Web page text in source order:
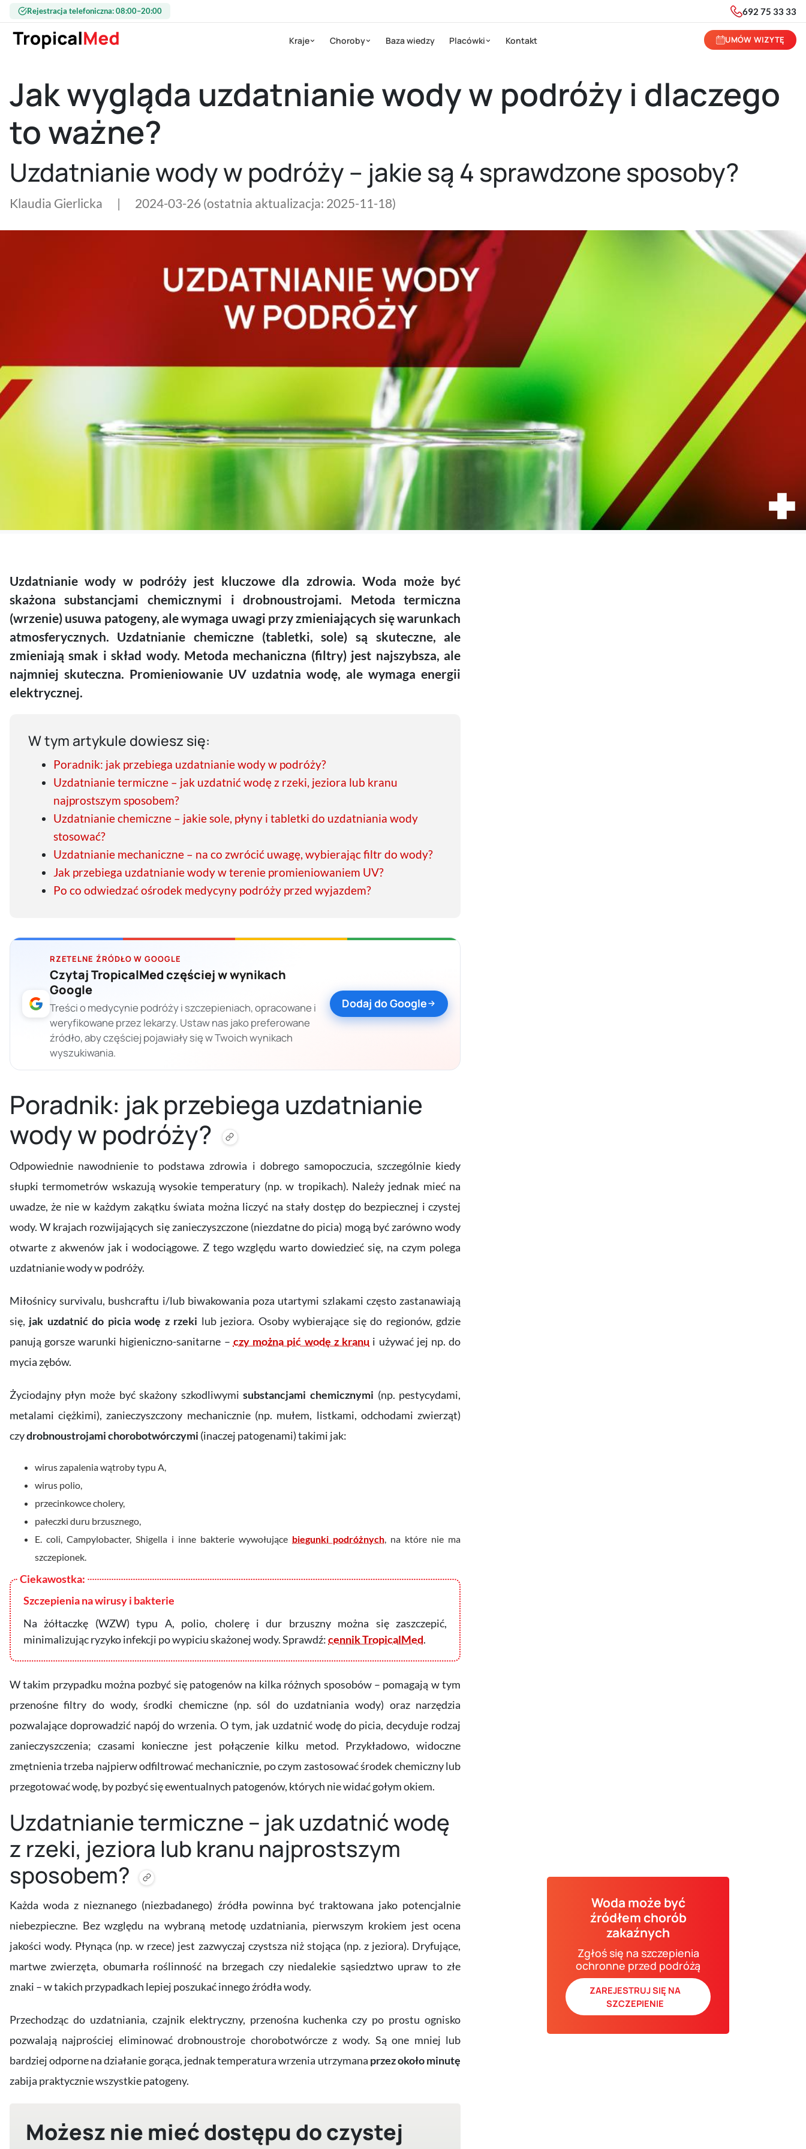
Przejdź do treści
Rejestracja telefoniczna: 08:00–20:00 692 75 33 33
Kraje Choroby Baza wiedzy Placówki Kontakt UMÓW WIZYTĘ
Jak wygląda uzdatnianie wody w podróży i dlaczego
to ważne?
Uzdatnianie wody w podróży – jakie są 4 sprawdzone sposoby?
Klaudia Gierlicka | 2024-03-26 (ostatnia aktualizacja: 2025-11-18)
Uzdatnianie wody w podróży jest kluczowe dla zdrowia. Woda może być
skażona substancjami chemicznymi i drobnoustrojami. Metoda termiczna
(wrzenie) usuwa patogeny, ale wymaga uwagi przy zmieniających się warunkach
atmosferycznych. Uzdatnianie chemiczne (tabletki, sole) są skuteczne, ale
zmieniają smak i skład wody. Metoda mechaniczna (filtry) jest najszybsza, ale
najmniej skuteczna. Promieniowanie UV uzdatnia wodę, ale wymaga energii
elektrycznej.
W tym artykule dowiesz się:
Poradnik: jak przebiega uzdatnianie wody w podróży?
Uzdatnianie termiczne – jak uzdatnić wodę z rzeki, jeziora lub kranu
najprostszym sposobem?
Uzdatnianie chemiczne – jakie sole, płyny i tabletki do uzdatniania wody
stosować?
Uzdatnianie mechaniczne – na co zwrócić uwagę, wybierając filtr do wody?
Jak przebiega uzdatnianie wody w terenie promieniowaniem UV?
Po co odwiedzać ośrodek medycyny podróży przed wyjazdem?
RZETELNE ŹRÓDŁO W GOOGLE
Czytaj TropicalMed częściej w wynikach
Google
Treści o medycynie podróży i szczepieniach, opracowane i
weryfikowane przez lekarzy. Ustaw nas jako preferowane
źródło, aby częściej pojawiały się w Twoich wynikach
wyszukiwania.
Dodaj do Google
Poradnik: jak przebiega uzdatnianie
wody w podróży?
Odpowiednie nawodnienie to podstawa zdrowia i dobrego samopoczucia, szczególnie kiedy
słupki termometrów wskazują wysokie temperatury (np. w tropikach). Należy jednak mieć na
uwadze, że nie w każdym zakątku świata można liczyć na stały dostęp do bezpiecznej i czystej
wody. W krajach rozwijających się zanieczyszczone (niezdatne do picia) mogą być zarówno wody
otwarte z akwenów jak i wodociągowe. Z tego względu warto dowiedzieć się, na czym polega
uzdatnianie wody w podróży.
Miłośnicy survivalu, bushcraftu i/lub biwakowania poza utartymi szlakami często zastanawiają
się, jak uzdatnić do picia wodę z rzeki lub jeziora. Osoby wybierające się do regionów, gdzie
panują gorsze warunki higieniczno-sanitarne – czy można pić wodę z kranu i używać jej np. do
mycia zębów.
Życiodajny płyn może być skażony szkodliwymisubstancjami chemicznymi (np. pestycydami,
metalami ciężkimi), zanieczyszczony mechanicznie (np. mułem, listkami, odchodami zwierząt)
czydrobnoustrojami chorobotwórczymi (inaczej patogenami) takimi jak:
wirus zapalenia wątroby typu A,
wirus polio,
przecinkowce cholery,
pałeczki duru brzusznego,
E. coli, Campylobacter, Shigella i inne bakterie wywołujące biegunki podróżnych, na które nie ma
szczepionek.
Szczepienia na wirusy i bakterie
Na żółtaczkę (WZW) typu A, polio, cholerę i dur brzuszny można się zaszczepić,
minimalizując ryzyko infekcji po wypiciu skażonej wody. Sprawdź:cennik TropicalMed.
W takim przypadku można pozbyć się patogenów na kilka różnych sposobów – pomagają w tym
przenośne filtry do wody, środki chemiczne (np. sól do uzdatniania wody) oraz narzędzia
pozwalające doprowadzić napój do wrzenia. O tym, jak uzdatnić wodę do picia, decyduje rodzaj
zanieczyszczenia; czasami konieczne jest połączenie kilku metod. Przykładowo, widoczne
zmętnienia trzeba najpierw odfiltrować mechanicznie, po czym zastosować środek chemiczny lub
przegotować wodę, by pozbyć się ewentualnych patogenów, których nie widać gołym okiem.
Uzdatnianie termiczne – jak uzdatnić wodę
z rzeki, jeziora lub kranu najprostszym
sposobem?
Każda woda z nieznanego (niezbadanego) źródła powinna być traktowana jako potencjalnie
niebezpieczne. Bez względu na wybraną metodę uzdatniania, pierwszym krokiem jest ocena
jakości wody. Płynąca (np. w rzece) jest zazwyczaj czystsza niż stojąca (np. z jeziora). Dryfujące,
martwe zwierzęta, obumarła roślinność na brzegach czy niedalekie sąsiedztwo upraw to złe
znaki – w takich przypadkach lepiej poszukać innego źródła wody.
Przechodząc do uzdatniania, czajnik elektryczny, przenośna kuchenka czy po prostu ognisko
pozwalają najprościej eliminować drobnoustroje chorobotwórcze z wody. Są one mniej lub
bardziej odporne na działanie gorąca, jednak temperatura wrzenia utrzymana przez około minutę
zabija praktycznie wszystkie patogeny.
Możesz nie mieć dostępu do czystej
Woda może być
źródłem chorób
zakaźnych
Zgłoś się na szczepienia
ochronne przed podróżą
ZAREJESTRUJ SIĘ NA
SZCZEPIENIE